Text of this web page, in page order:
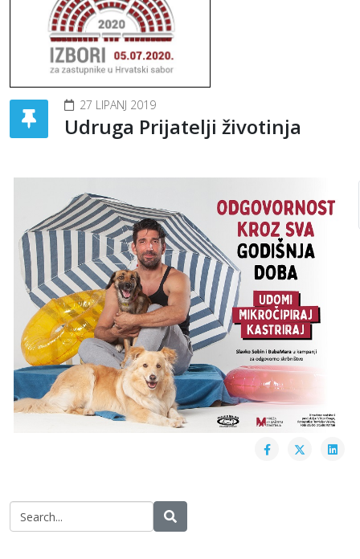
27 LIPANJ 2019
Udruga Prijatelji životinja